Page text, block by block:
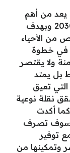
من أهم
المشاريع التنموية ضمن رؤية المملكة 2030 وبهدف
من الأحياء
في خطوة
ولا يقتصر
بل يمتد
التي تعيق
نقلة نوعية
أكدت
سوف تصرف
توفير
وتمكينها من